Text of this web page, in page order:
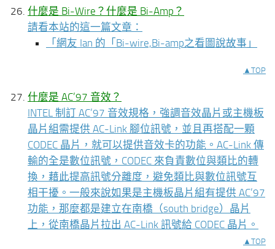
什麼是 Bi-Wire？什麼是 Bi-Amp？
請看本站的這一篇文章：
「 網友 Ian 的「Bi-wire,Bi-amp之看圖說故事」
▲TOP
什麼是 AC’97 音效？
INTEL 制訂 AC’97 音效規格，強調音效晶片或主機板
晶片組需提供 AC-Link 腳位訊號，並且再搭配一顆
CODEC 晶片，就可以提供音效卡的功能。AC-Link 傳
輸的全是數位訊號，CODEC 來負責數位與類比的轉
換，藉此提高訊號分離度，避免類比與數位訊號互
相干擾。一般來說如果是主機板晶片組有提供 AC’97
功能，那麼都是建立在南橋（south bridge）晶片
上，從南橋晶片拉出 AC-Link 訊號給 CODEC 晶片。
▲TOP